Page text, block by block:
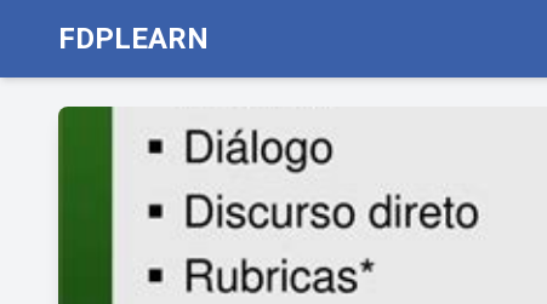
FDPLEARN